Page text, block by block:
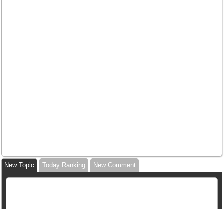
New Topic Today Ranking New Comment